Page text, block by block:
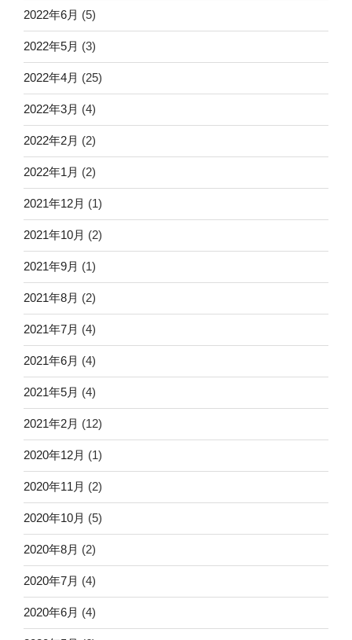
2022年6月 (5)
2022年5月 (3)
2022年4月 (25)
2022年3月 (4)
2022年2月 (2)
2022年1月 (2)
2021年12月 (1)
2021年10月 (2)
2021年9月 (1)
2021年8月 (2)
2021年7月 (4)
2021年6月 (4)
2021年5月 (4)
2021年2月 (12)
2020年12月 (1)
2020年11月 (2)
2020年10月 (5)
2020年8月 (2)
2020年7月 (4)
2020年6月 (4)